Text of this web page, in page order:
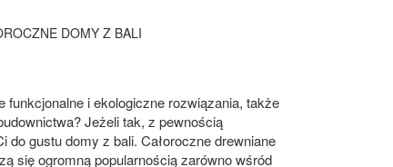
DOMY Z BALI
funkcjonalne i ekologiczne rozwiązania, także
Jeżeli tak, z pewnością
do gustu domy z bali. Całoroczne drewniane
się ogromną popularnością zarówno wśród